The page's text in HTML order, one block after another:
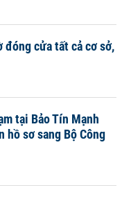
đóng cửa tất cả cơ sở,
tại Bảo Tín Mạnh
hồ sơ sang Bộ Công